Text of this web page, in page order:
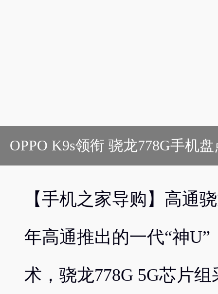
OPPO K9s领衔 骁龙778G手机
【手机之家导购】高通
年高通推出的一代“神
术，骁龙778G 5G芯片